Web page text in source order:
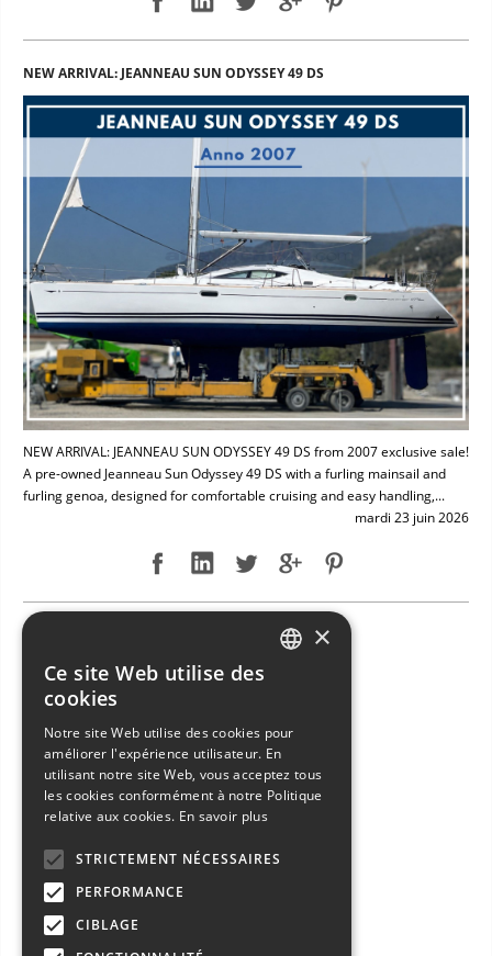
NEW ARRIVAL: JEANNEAU SUN ODYSSEY 49 DS
NEW ARRIVAL: JEANNEAU SUN ODYSSEY 49 DS from 2007 exclusive sale!
A pre-owned Jeanneau Sun Odyssey 49 DS with a furling mainsail and
furling genoa, designed for comfortable cruising and easy handling,...
mardi 23 juin 2026
GERMAN
×
Ce site Web utilise des
cookies
Notre site Web utilise des cookies pour
améliorer l'expérience utilisateur. En
utilisant notre site Web, vous acceptez tous
les cookies conformément à notre Politique
relative aux cookies. En savoir plus
STRICTEMENT NÉCESSAIRES
PERFORMANCE
CIBLAGE